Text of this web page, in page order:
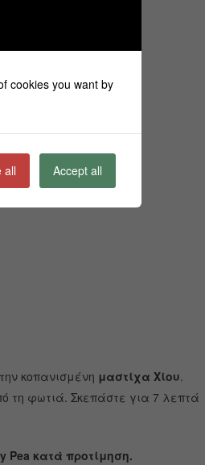
κοπανισμένη μαστίχα Χίου.
τη φωτιά. Σκεπάστε για 7 λεπτά
Pea κατά προτίμηση.
cookies you want by
all Accept all